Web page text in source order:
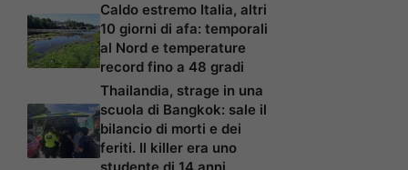
Caldo estremo Italia, altri
10 giorni di afa: temporali
al Nord e temperature
record fino a 48 gradi
Thailandia, strage in una
scuola di Bangkok: sale il
bilancio di morti e dei
feriti. Il killer era uno